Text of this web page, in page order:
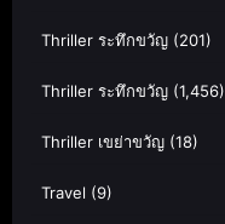
Thriller ระทึกขวัญ (201)
Thriller ระทึกขวัญ (1,456)
Thriller เขย่าขวัญ (18)
Travel (9)